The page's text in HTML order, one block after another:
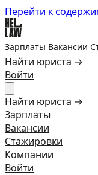
Перейти к
Зарплаты Вакансии
Найти юриста →
Войти
Найти юриста →
Зарплаты
Вакансии
Стажировки
Компании
Войти